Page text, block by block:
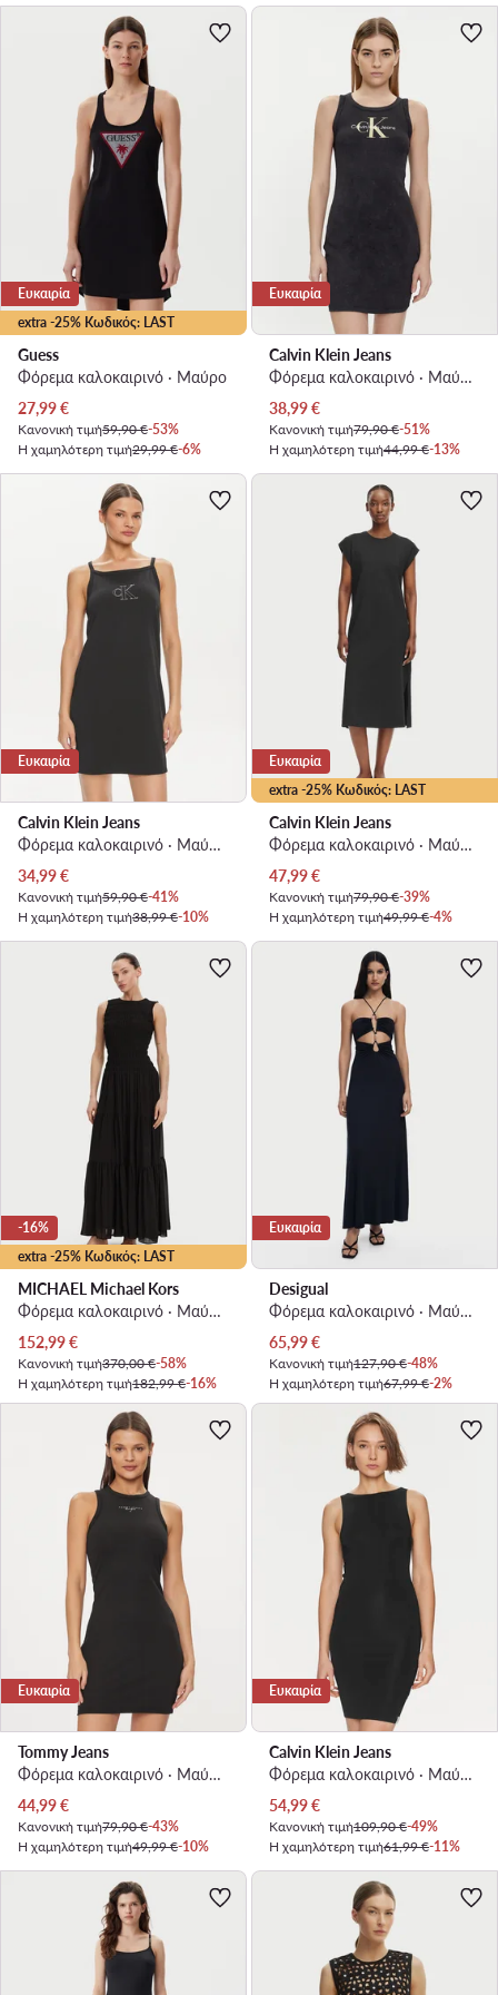
extra -25% Κωδικός: LAST
Ευκαιρία
Guess
Φόρεμα καλοκαιρινό · Μαύρο
Τρέχουσα τιμή
27,99€
Κανονική τιμή59,90 €-53%
Η χαμηλότερη τιμή29,99 €-6%
Ευκαιρία
Calvin Klein Jeans
Φόρεμα καλοκαιρινό · Μαύρο · Mini
Τρέχουσα τιμή
38,99€
Κανονική τιμή79,90 €-51%
Η χαμηλότερη τιμή44,99 €-13%
Ευκαιρία
Calvin Klein Jeans
Φόρεμα καλοκαιρινό · Μαύρο · Mini
Τρέχουσα τιμή
34,99€
Κανονική τιμή59,90 €-41%
Η χαμηλότερη τιμή38,99 €-10%
extra -25% Κωδικός: LAST
Ευκαιρία
Calvin Klein Jeans
Φόρεμα καλοκαιρινό · Μαύρο · Midi
Τρέχουσα τιμή
47,99€
Κανονική τιμή79,90 €-39%
Η χαμηλότερη τιμή49,99 €-4%
extra -25% Κωδικός: LAST
-16%
MICHAEL Michael Kors
Φόρεμα καλοκαιρινό · Μαύρο · Maxi
Τρέχουσα τιμή
152,99€
Κανονική τιμή370,00 €-58%
Η χαμηλότερη τιμή182,99 €-16%
Ευκαιρία
Desigual
Φόρεμα καλοκαιρινό · Μαύρο · Maxi
Τρέχουσα τιμή
65,99€
Κανονική τιμή127,90 €-48%
Η χαμηλότερη τιμή67,99 €-2%
Ευκαιρία
Tommy Jeans
Φόρεμα καλοκαιρινό · Μαύρο · Mini
Τρέχουσα τιμή
44,99€
Κανονική τιμή79,90 €-43%
Η χαμηλότερη τιμή49,99 €-10%
Ευκαιρία
Calvin Klein Jeans
Φόρεμα καλοκαιρινό · Μαύρο · Mini
Τρέχουσα τιμή
54,99€
Κανονική τιμή109,90 €-49%
Η χαμηλότερη τιμή61,99 €-11%